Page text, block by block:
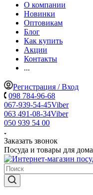
О компании
Новинки
Оптовикам
Блог
Как купить
Акции
Контакты
...
Регистрация / Вход
098 784-96-68
067-939-54-45Viber
063 491-08-34Viber
050 939 54 00
Заказать звонок
Посуда и товары для дома